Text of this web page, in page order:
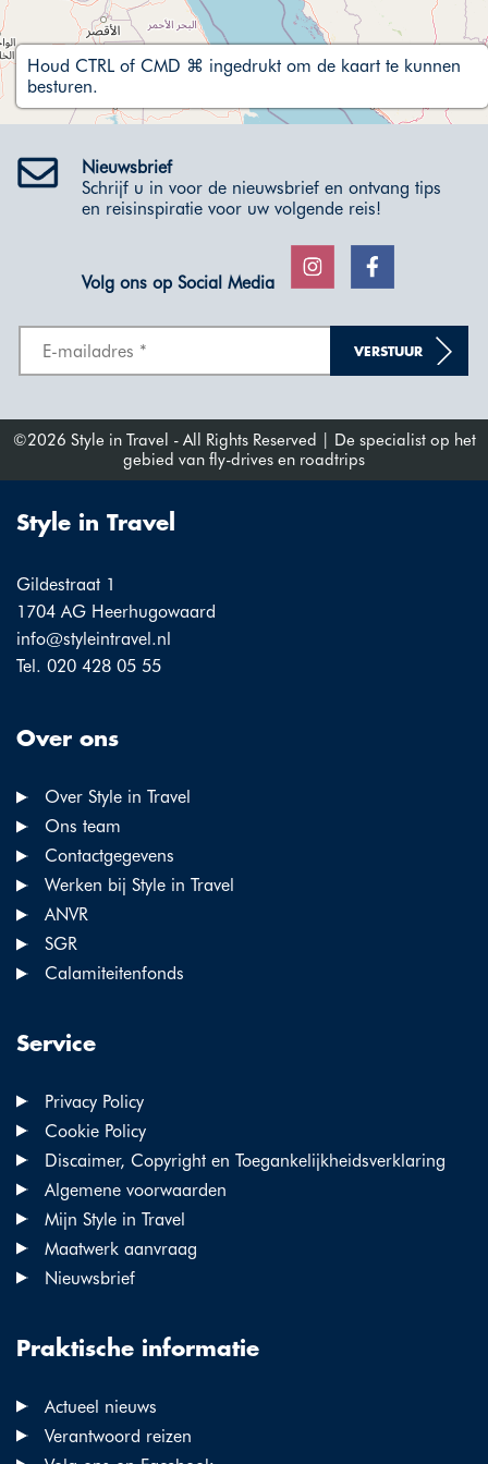
Houd CTRL of CMD ⌘ ingedrukt om de kaart te kunnen
besturen.
Nieuwsbrief
Schrijf u in voor de nieuwsbrief en ontvang tips
en reisinspiratie voor uw volgende reis!
Volg ons op Social Media
VERSTUUR
©2026 Style in Travel - All Rights Reserved | De specialist op het
gebied van fly-drives en roadtrips
Style in Travel
Gildestraat 1
1704 AG Heerhugowaard
info@styleintravel.nl
Tel. 020 428 05 55
Over ons
Over Style in Travel
Ons team
Contactgegevens
Werken bij Style in Travel
ANVR
SGR
Calamiteitenfonds
Service
Privacy Policy
Cookie Policy
Discaimer, Copyright en Toegankelijkheidsverklaring
Algemene voorwaarden
Mijn Style in Travel
Maatwerk aanvraag
Nieuwsbrief
Praktische informatie
Actueel nieuws
Verantwoord reizen